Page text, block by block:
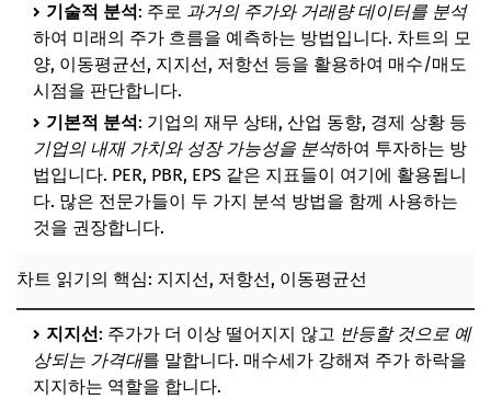
기술적 분석: 주로 과거의 주가와 거래량 데이터를 분석
하여 미래의 주가 흐름을 예측하는 방법입니다. 차트의 모
양, 이동평균선, 지지선, 저항선 등을 활용하여 매수/매도
시점을 판단합니다.
기본적 분석: 기업의 재무 상태, 산업 동향, 경제 상황 등
기업의 내재 가치와 성장 가능성을 분석하여 투자하는 방
법입니다. PER, PBR, EPS 같은 지표들이 여기에 활용됩니
다. 많은 전문가들이 두 가지 분석 방법을 함께 사용하는
것을 권장합니다.
차트 읽기의 핵심: 지지선, 저항선, 이동평균선
지지선: 주가가 더 이상 떨어지지 않고 반등할 것으로 예
상되는 가격대를 말합니다. 매수세가 강해져 주가 하락을
지지하는 역할을 합니다.